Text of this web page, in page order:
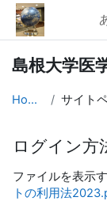
メインコンテンツへ
島根大学医
Home
ログイン方
完了要件
ファイルを表示
トの利用法